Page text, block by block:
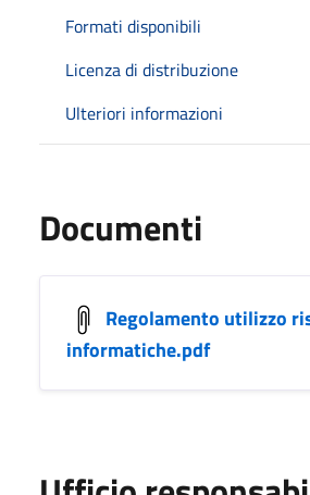
Formati disponibili
Licenza di distribuzione
Ulteriori informazioni
Documenti
Regolamento utilizzo
informatiche.pdf